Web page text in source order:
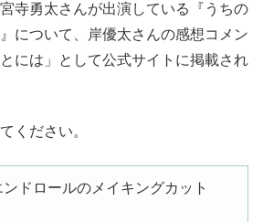
寺勇太さんが出演している『うちの
について、岸優太さんの感想コメン
には」として公式サイトに掲載され
ください。
ンドロールのメイキングカット